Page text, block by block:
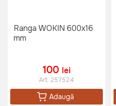
Ranga WOKIN 600x16
mm
100 lei
Art: 257524
Adaugă